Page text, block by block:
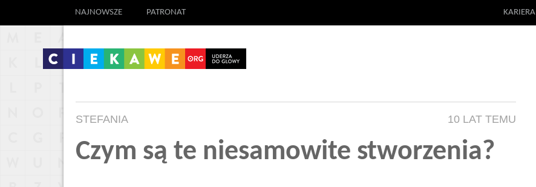
NAJNOWSZE PATRONAT KARIERA
STEFANIA 10 LAT TEMU
Czym są te niesamowite stworzenia?